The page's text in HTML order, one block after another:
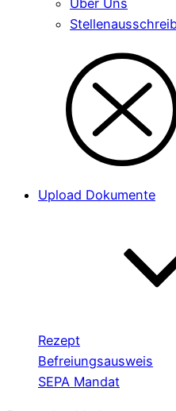
Upload Dokumente
Rezept
Befreiungsausweis
SEPA Mandat